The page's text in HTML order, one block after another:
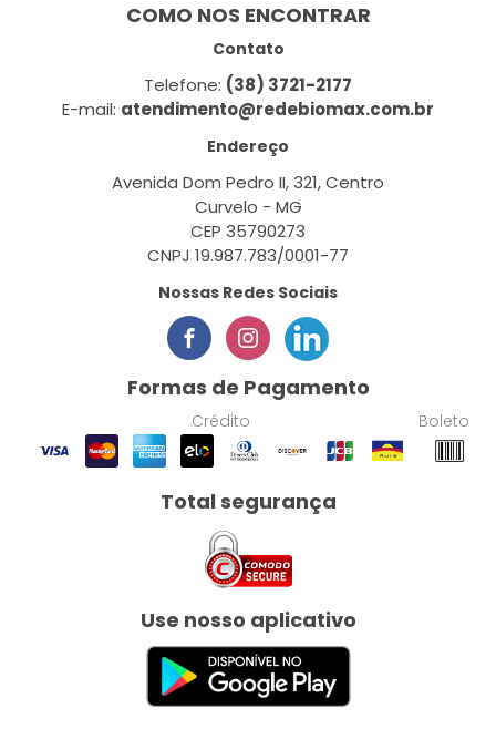
COMO NOS ENCONTRAR
Contato
Telefone: (38) 3721-2177
E-mail: atendimento@redebiomax.com.br
Endereço
Avenida Dom Pedro II, 321, Centro
Curvelo - MG
CEP 35790273
CNPJ 19.987.783/0001-77
Nossas Redes Sociais
Formas de Pagamento
Crédito Boleto
Total segurança
Use nosso aplicativo